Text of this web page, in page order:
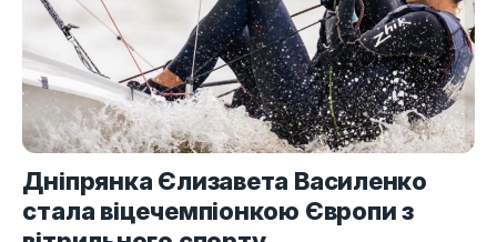
Дніпрянка Єлизавета Василенко
стала віцечемпіонкою Європи з